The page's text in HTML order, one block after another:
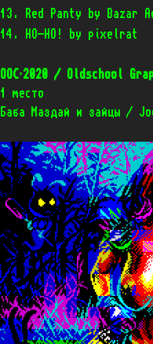
13. Red Panty by
OOC’2020 / Oldschool
1 место
Баба Маздай и зайцы /